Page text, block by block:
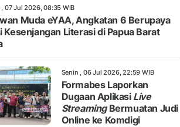
, 07 Jul 2026, 08:35 WIB
Muda eYAA, Angkatan 6 Berupaya
Kesenjangan Literasi di Papua Barat
Senin , 06 Jul 2026, 22:59 WIB
Formabes Laporkan
Dugaan Aplikasi Live
StreamingBermuatan Judi
Online ke Komdigi